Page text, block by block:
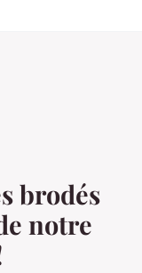
brodés
notre